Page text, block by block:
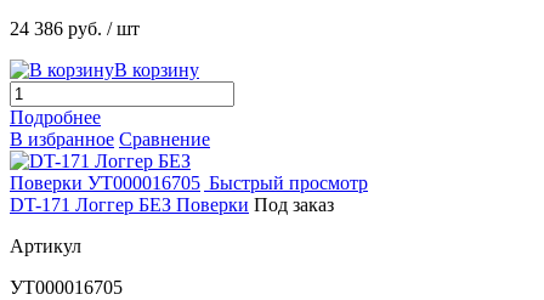
24 386 руб. / шт
В корзину
Подробнее
В избранное Сравнение
Быстрый просмотр
DT-171 Логгер БЕЗ Поверки Под заказ
Артикул
УТ000016705